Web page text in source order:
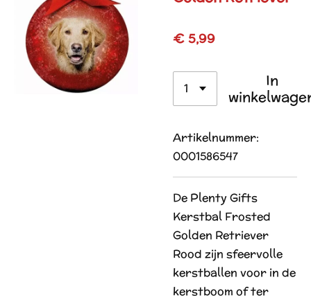
€ 5,99
In
Artikelnummer:
0001586547
De Plenty Gifts
Kerstbal Frosted
Golden Retriever
Rood zijn sfeervolle
kerstballen voor in de
kerstboom of ter